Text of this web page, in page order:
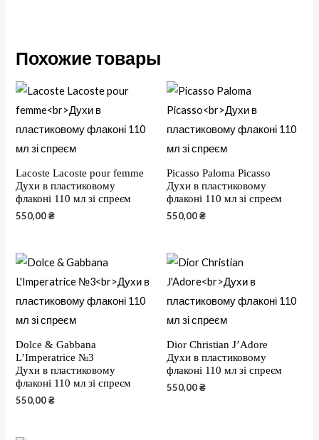
Похожие товары
Lacoste Lacoste pour femme
Духи в пластиковому
флаконі 110 мл зі спреєм
550,00₴
Picasso Paloma Picasso
Духи в пластиковому
флаконі 110 мл зі спреєм
550,00₴
Dolce & Gabbana
L’Imperatrice №3
Духи в пластиковому
флаконі 110 мл зі спреєм
550,00₴
Dior Christian J’Adore
Духи в пластиковому
флаконі 110 мл зі спреєм
550,00₴